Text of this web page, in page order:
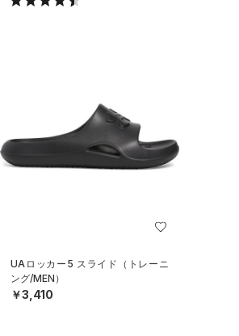
UAロッカー5 スライド（トレーニ
ング/MEN）
￥3,410